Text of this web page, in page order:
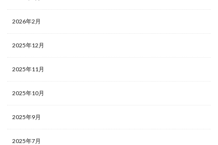
2026年2月
2025年12月
2025年11月
2025年10月
2025年9月
2025年7月